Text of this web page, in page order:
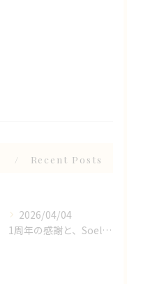
Recent Posts
2026/04/04
1周年の感謝と、Soellが選ばれる理由